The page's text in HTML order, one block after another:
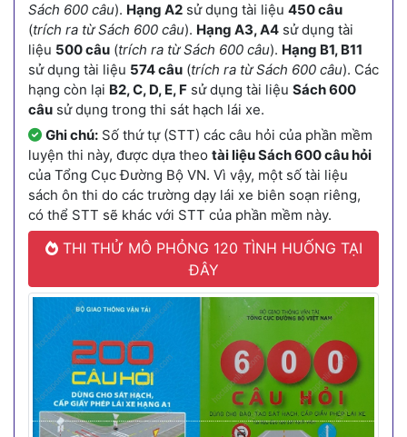
Sách 600 câu). Hạng A2 sử dụng tài liệu 450 câu
(trích ra từ Sách 600 câu). Hạng A3, A4 sử dụng tài
liệu 500 câu (trích ra từ Sách 600 câu). Hạng B1, B11
sử dụng tài liệu 574 câu (trích ra từ Sách 600 câu). Các
hạng còn lại B2, C, D, E, F sử dụng tài liệu Sách 600
câu sử dụng trong thi sát hạch lái xe.
Ghi chú: Số thứ tự (STT) các câu hỏi của phần mềm
luyện thi này, được dựa theo tài liệu Sách 600 câu hỏi
của Tổng Cục Đường Bộ VN. Vì vậy, một số tài liệu
sách ôn thi do các trường dạy lái xe biên soạn riêng,
có thể STT sẽ khác với STT của phần mềm này.
THI THỬ MÔ PHỎNG 120 TÌNH HUỐNG TẠI
ĐÂY